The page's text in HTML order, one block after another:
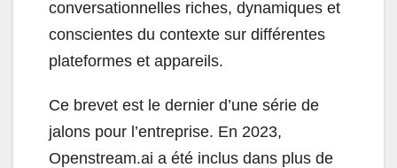
conversationnelles riches, dynamiques et
conscientes du contexte sur différentes
plateformes et appareils.
Ce brevet est le dernier d’une série de
jalons pour l’entreprise. En 2023,
Openstream.ai a été inclus dans plus de